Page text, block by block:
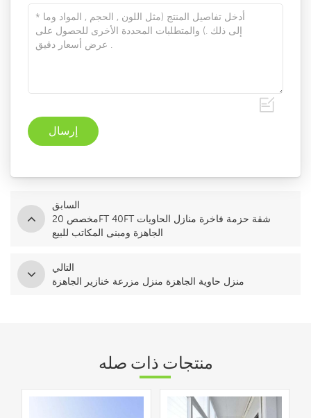
السابق
مخصص 20FT 40FT شقة حزمة فاخرة منازل الحاويات
الجاهزة ومبنى المكاتب للبيع
التالي
منزل حاوية الجاهزة منزل مزرعة خنازير الجاهزة
منتجات ذات صله